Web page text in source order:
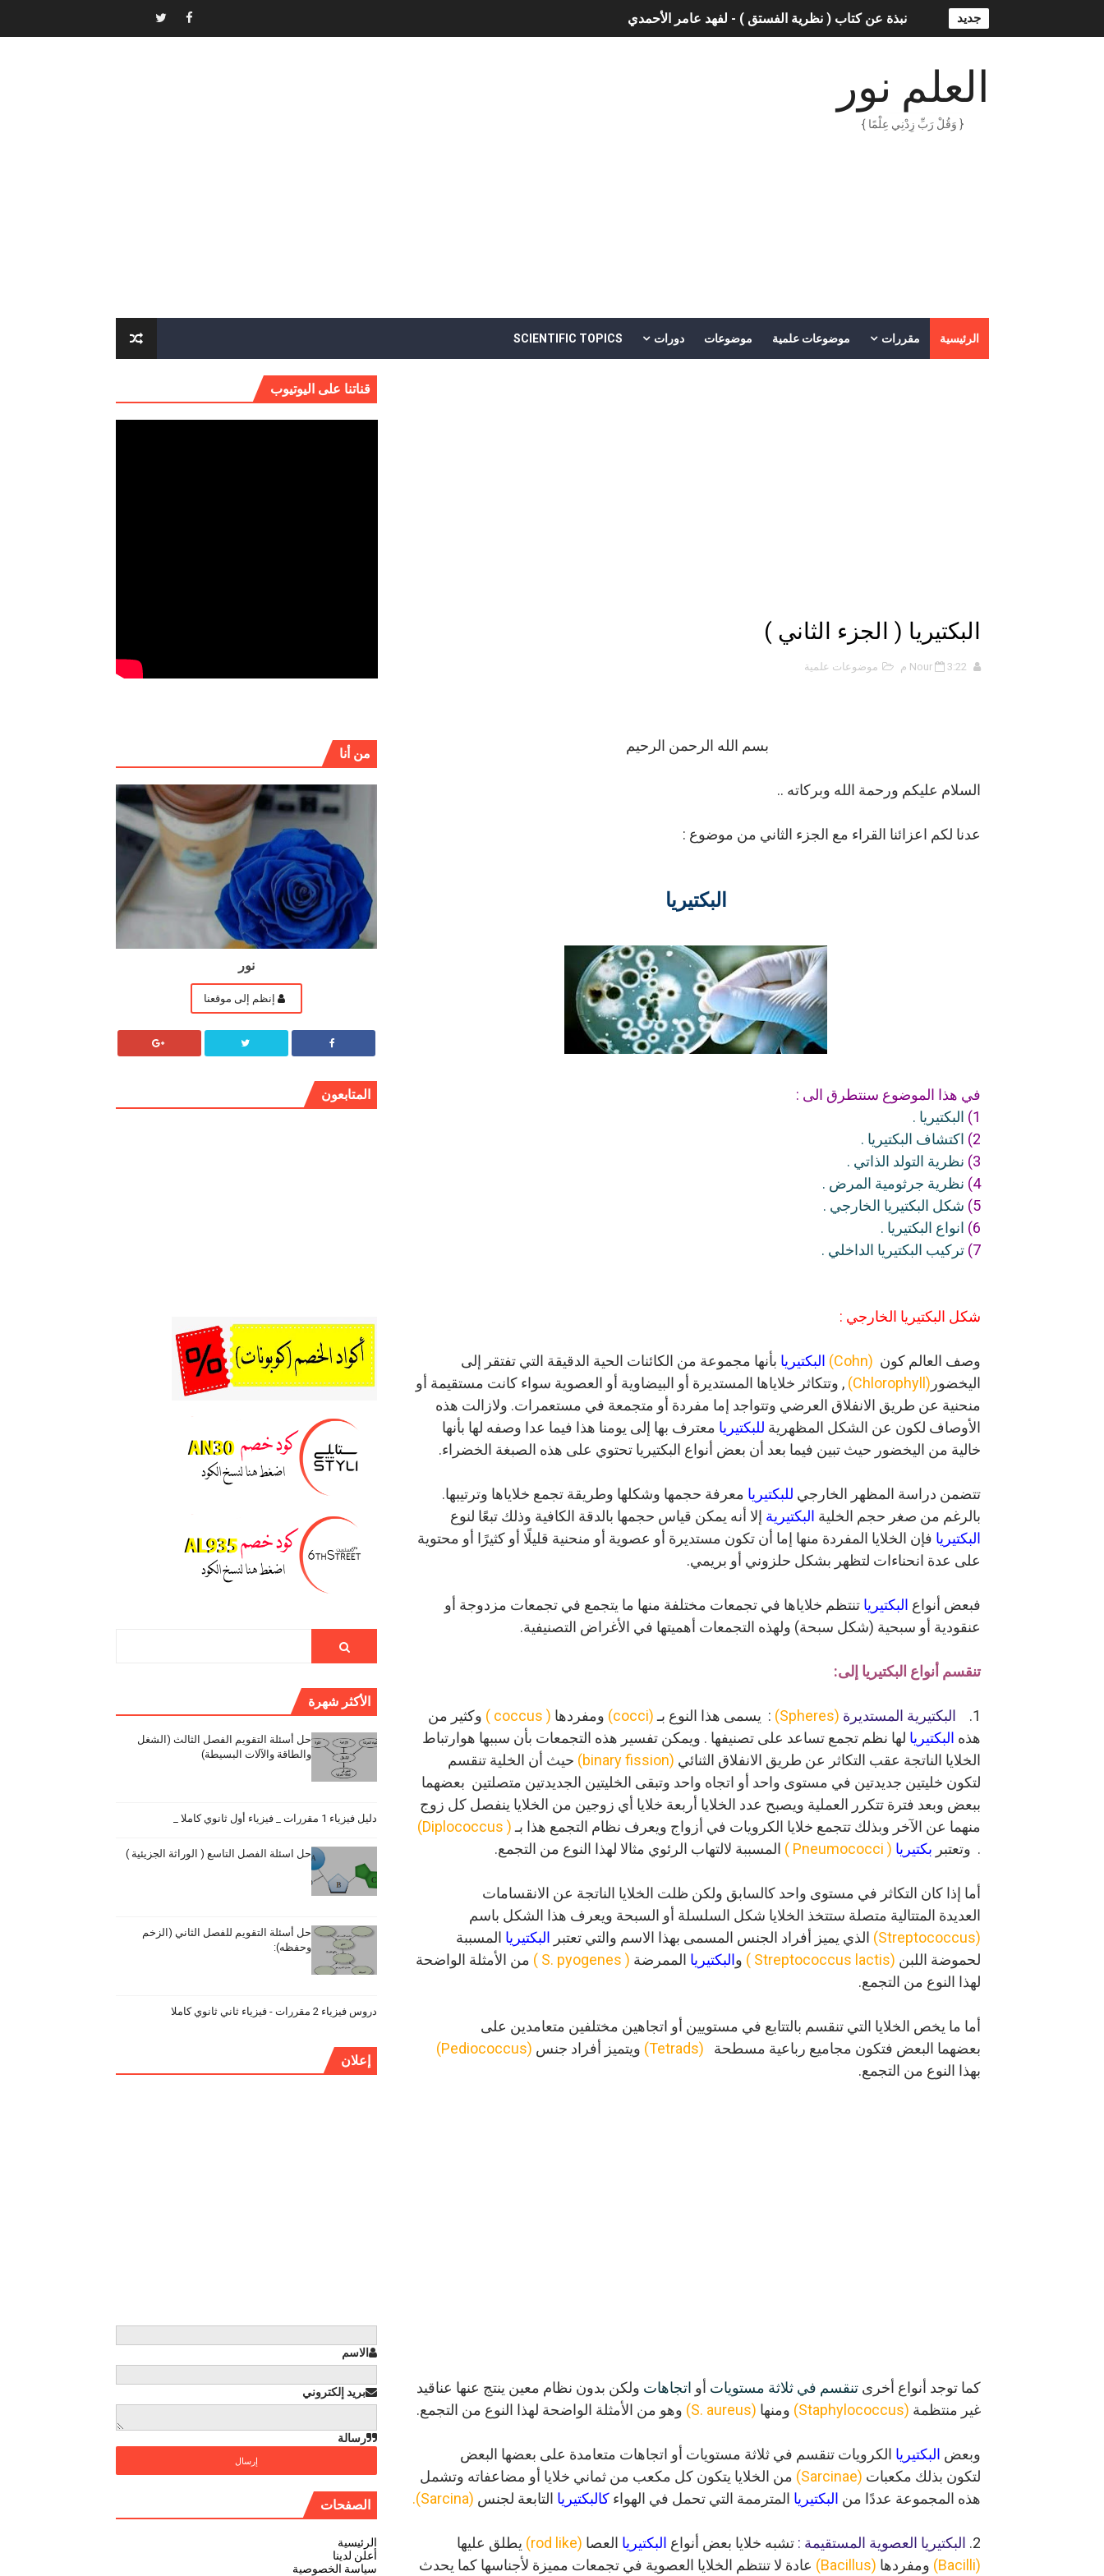
جديد نبذة عن كتاب ( نظرية الفستق ) - لفهد عامر الأحمدي
الهكرز خفايا وأسرار – Binary tree
أناس ملهمون يجب أن تقرأ قصصهم
ORACLE 9i بالعربية – محمد - pdf
الذكاء المالي
ملخص 5-4 مخلص لدرس الرابطة التساهمية - الروابط التساهمية
ملخص 2-4 مخلص لدرس تسمية الجزيئات - الروابط التساهمية
نبذة عن كتاب ( أربعون 40 ) - أحمد الشقيري
العلم نور
{ وَقُلْ رَبِّ زِدْنِي عِلْمًا }
الرئيسية مقررات موضوعات علمية موضوعات دورات SCIENTIFIC TOPICS
البكتيريا ( الجزء الثاني )
Nour 3:22 م موضوعات علمية
بسم الله الرحمن الرحيم
السلام عليكم ورحمة الله وبركاته ..
عدنا لكم اعزائنا القراء مع الجزء الثاني من موضوع :
البكتيريا
في هذا الموضوع سنتطرق الى :
1) البكتيريا .
2) اكتشاف البكتيريا .
3) نظرية التولد الذاتي .
4) نظرية جرثومية المرض .
5) شكل البكتيريا الخارجي .
6) انواع البكتيريا .
7) تركيب البكتيريا الداخلي .
شكل البكتيريا الخارجي :
وصف العالم كون (Cohn) البكتيريا بأنها مجموعة من الكائنات الحية الدقيقة التي تفتقر إلى
اليخضور (Chlorophyll)
, وتتكاثر خلاياها المستديرة أو البيضاوية أو العصوية سواء كانت مستقيمة أو
منحنية عن طريق الانفلاق العرضي وتتواجد إما مفردة أو متجمعة في مستعمرات. ولازالت هذه
الأوصاف لكون عن الشكل المظهرية للبكتيريا معترف بها إلى يومنا هذا فيما عدا وصفه لها بأنها
خالية من اليخضور حيث تبين فيما بعد أن بعض أنواع البكتيريا تحتوي على هذه الصبغة الخضراء.
تتضمن دراسة المظهر الخارجي للبكتيريا معرفة حجمها وشكلها وطريقة تجمع خلاياها وترتيبها.
بالرغم من صغر حجم الخلية البكتيرية إلا أنه يمكن قياس حجمها بالدقة الكافية وذلك تبعًا لنوع
البكتيريا فإن الخلايا المفردة منها إما أن تكون مستديرة أو عصوية أو منحنية قليلًا أو كثيرًا أو محتوية
على عدة انحناءات لتظهر بشكل حلزوني أو بريمي.
فبعض أنواع البكتيريا تنتظم خلاياها في تجمعات مختلفة منها ما يتجمع في تجمعات مزدوجة أو
عنقودية أو سبحية (شكل سبحة) ولهذه التجمعات أهميتها في الأغراض التصنيفية.
تنقسم أنواع البكتيريا إلى:
1. البكتيرية المستديرة (Spheres) : يسمى هذا النوع بـ (cocci) ومفردها ( coccus )
وكثير من
هذه البكتيريا لها نظم تجمع تساعد على تصنيفها . ويمكن تفسير هذه التجمعات بأن سببها هوارتباط
الخلايا الناتجة عقب التكاثر عن طريق الانفلاق الثنائي (binary fission) حيث أن الخليةتنقسم
لتكون خليتين جديدتين في مستوى واحد أو اتجاه واحد وتبقى الخليتين الجديدتين متصلتين بعضهما
ببعض وبعد فترة تتكرر العملية ويصبح عدد الخلايا أربعة خلايا أي زوجين من الخلايا ينفصل كل زوج
منهما عن الآخر وبذلك تتجمع خلايا الكرويات في أزواج ويعرف نظام التجمع هذا بـ ( Diplococcus)
. وتعتبر بكتيريا ( Pneumococci ) المسببة لالتهاب الرئوي مثالا لهذا النوع من التجمع.
أما إذا كان التكاثر في مستوى واحد كالسابق ولكن ظلت الخلايا الناتجة عن الانقسامات
العديدة المتتالية متصلة ستتخذ الخلايا شكل السلسلة أو السبحة ويعرف هذا الشكل باسم
(Streptococcus)
الذي يميز أفراد الجنس المسمى بهذا الاسم والتي تعتبر البكتيريا المسببة
لحموضة اللبن (Streptococcus lactis ) والبكتيريا الممرضة ( S. pyogenes )
من الأمثلة الواضحة
لهذا النوع من التجمع.
أما ما يخص الخلايا التي تنقسم بالتتابع في مستويين أو اتجاهين مختلفين متعامدين على
بعضهما البعض فتكون مجاميع رباعية مسطحة (Tetrads) ويتميز أفراد جنس (Pediococcus)
بهذا النوع من التجمع.
كما توجد أنواع أخرىتنقسم في ثلاثة مستويات أو اتجاهات ولكن بدون نظام معين ينتج عنها عناقيد
غير منتظمة (Staphylococcus) ومنها (S. aureus) وهو من الأمثلة الواضحة لهذا النوع من التجمع.
وبعض البكتيريا الكرويات تنقسم في ثلاثة مستويات أو اتجاهات متعامدة على بعضها البعض
لتكون بذلك مكعبات (Sarcinae)
من الخلايا يتكون كل مكعب من ثماني خلايا أو مضاعفاته وتشمل
هذه المجموعة عددًا من البكتيريا المترممة التي تحمل في الهواءكالبكتيريا التابعة لجنس (Sarcina).
2. البكتيريا العصوية المستقيمة : تشبه خلايا بعض أنواع البكتيريا العصا (rod like)
يطلق عليها
(Bacilli)
ومفردها (Bacillus)
عادة لا تنتظم الخلايا العصوية في تجمعات مميزة لأجناسها كما يحدث
قناتنا على اليوتيوب
من أنا
نور
إنظم إلى موقعنا
المتابعون
الأكثر شهرة
حل أسئلة التقويم الفصل الثالث (الشغل
والطاقة والآلات البسيطة)
دليل فيزياء 1 مقررات _ فيزياء أول ثانوي كاملا _
حل اسئلة الفصل التاسع ( الوراثة الجزيئية )
حل أسئلة التقويم للفصل الثاني (الزخم
وحفظه):
دروس فيزياء 2 مقررات - فيزياء ثاني ثانوي كاملا
إعلان
الاسم
بريد إلكتروني
رسالة
الصفحات
الرئيسية
أعلن لدينا
سياسة الخصوصية